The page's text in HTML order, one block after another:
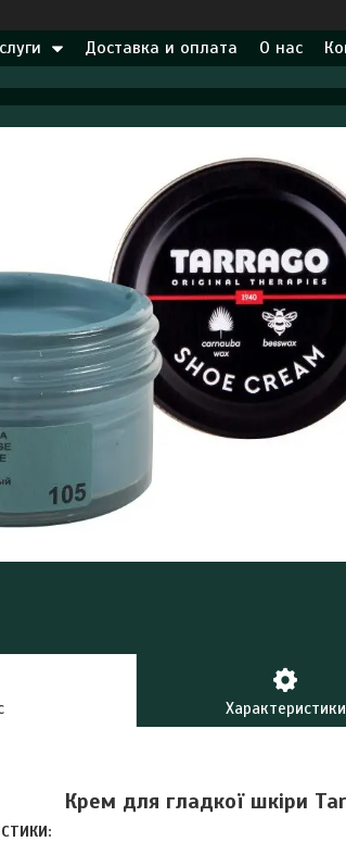
Доставка и оплата О нас
Характеристики
Крем для гладкої шкіри